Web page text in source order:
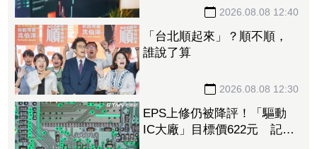
2026.08.08 12:40
「台北順起來」？順不順，
誰說了算
2026.08.08 12:30
EPS上修仍被降評！「驅動
IC大廠」目標價622元 記憶